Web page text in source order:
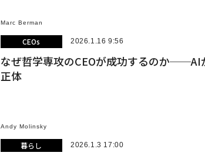
Marc Berman
CEOs 2026.1.16 9:56
なぜ哲学専攻のCEOが成功するのか──AI
正体
Andy Molinsky
暮らし 2026.1.3 17:00